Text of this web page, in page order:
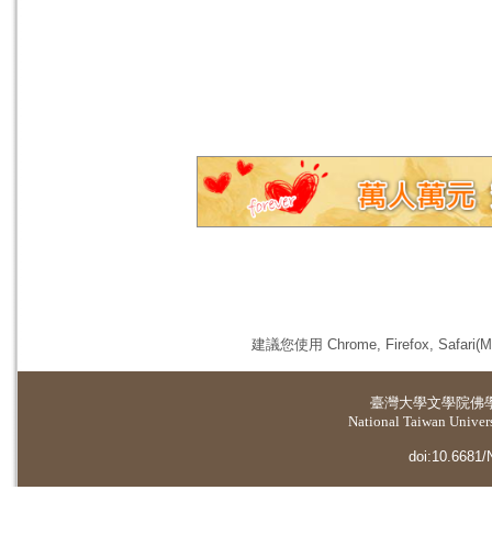
建議您使用 Chrome, Firefox,
臺灣大學文學院佛
National Taiwan
doi:10.6681/